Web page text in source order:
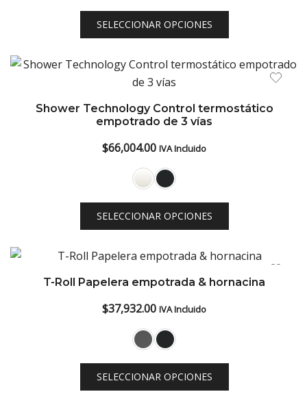
desde
$96,512.00
$99,876.00
SELECCIONAR OPCIONES
Shower Technology Control termostático
empotrado de 3 vías
$66,004.00 IVA Incluido
SELECCIONAR OPCIONES
T-Roll Papelera empotrada & hornacina
$37,932.00 IVA Incluido
SELECCIONAR OPCIONES